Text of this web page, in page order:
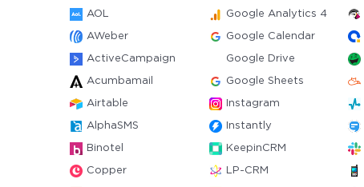
AOL Google Analytics 4
AWeber Google Calendar
ActiveCampaign Google Drive
Acumbamail Google Sheets
Airtable Instagram
AlphaSMS Instantly
Binotel KeepinCRM
Copper LP-CRM